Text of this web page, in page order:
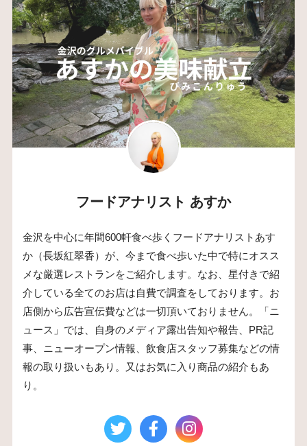
フードアナリスト あすか
金沢を中心に年間600軒食べ歩くフードアナリストあす
か（長坂紅翠香）が、今まで食べ歩いた中で特にオスス
メな厳選レストランをご紹介します。なお、星付きで紹
介している全てのお店は自費で調査をしております。お
店側から広告宣伝費などは一切頂いておりません。「ニ
ュース」では、自身のメディア露出告知や報告、PR記
事、ニューオープン情報、飲食店スタッフ募集などの情
報の取り扱いもあり。又はお気に入り商品の紹介もあ
り。